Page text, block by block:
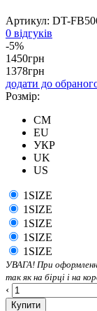
Артикул: DT-
0 відгуків
-5%
1450грн
1378грн
додати до
Розмір:
CM
EU
УКР
UK
US
1SIZE
1SIZE
1SIZE
1SIZE
1SIZE
УВАГА! При
так як на бірці і на
‹
Купити